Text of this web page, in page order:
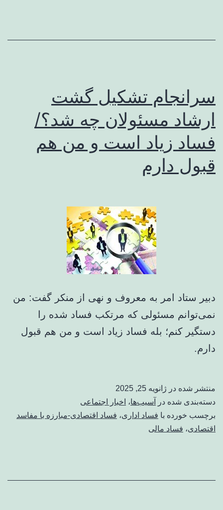
سرانجام تشکیل گشت
ارشاد مسئولان چه شد؟/
فساد زیاد است و من هم
قبول دارم
دبیر ستاد امر به معروف و نهی از منکر گفت: من
نمی‌توانم مسئولی که مرتکب فساد شده را
دستگیر کنم؛ بله فساد زیاد است و من هم قبول
دارم.
منتشر شده در ژانویه 25, 2025
دسته‌بندی شده در
آسیب‌ها، اخبار اجتماعی
برچسب خورده با فساد اداری، فساد اقتصادی-مبارزه با مفاسد
اقتصادی، فساد مالی